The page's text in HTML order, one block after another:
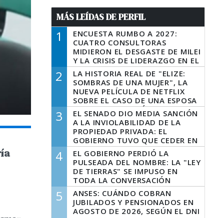
MÁS LEÍDAS DE PERFIL
1
ENCUESTA RUMBO A 2027:
CUATRO CONSULTORAS
MIDIERON EL DESGASTE DE MILEI
Y LA CRISIS DE LIDERAZGO EN EL
PERONISMO
2
LA HISTORIA REAL DE "ELIZE:
SOMBRAS DE UNA MUJER", LA
NUEVA PELÍCULA DE NETFLIX
SOBRE EL CASO DE UNA ESPOSA
QUE DESCUARTIZÓ A SU
MARIDO
3
EL SENADO DIO MEDIA SANCIÓN
A LA INVIOLABILIDAD DE LA
PROPIEDAD PRIVADA: EL
GOBIERNO TUVO QUE CEDER EN
LA LEY DEL MANEJO DEL FUEGO
4
EL GOBIERNO PERDIÓ LA
PULSEADA DEL NOMBRE: LA "LEY
DE TIERRAS" SE IMPUSO EN
TODA LA CONVERSACIÓN
DIGITAL
5
ANSES: CUÁNDO COBRAN
JUBILADOS Y PENSIONADOS EN
AGOSTO DE 2026, SEGÚN EL DNI